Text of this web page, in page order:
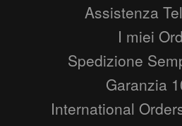
Assistenza
I miei
Spedizione
Garanzia
International